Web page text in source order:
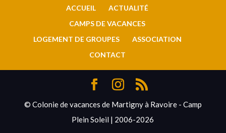
ACCUEIL
ACTUALITÉ
CAMPS DE VACANCES
LOGEMENT DE GROUPES
ASSOCIATION
CONTACT
© Colonie de vacances de Martigny à Ravoire - Camp
Plein Soleil | 2006-2026